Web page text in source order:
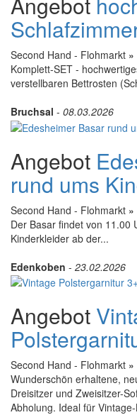
Second Hand - Flohmarkt »
Komplett-SET -
verstellbaren Bettrosten
Bruchsal - 08.03.2026
Angebot
rund ums
Second Hand - Flohmarkt »
Der Basar findet von 11.00
Kinderkleider ab der...
Edenkoben - 23.02.2026
Angebot
Second Hand - Flohmarkt »
Wunderschön erhaltene,
Dreisitzer und Zweisitzer-
Abholung. Ideal für